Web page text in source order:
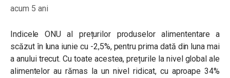
acum 5 ani
Indicele ONU al prețurilor produselor alimententare a
scăzut în luna iunie cu -2,5%, pentru prima dată din luna mai
a anului trecut. Cu toate acestea, prețurile la nivel global ale
alimentelor au rămas la un nivel ridicat, cu aproape 34%